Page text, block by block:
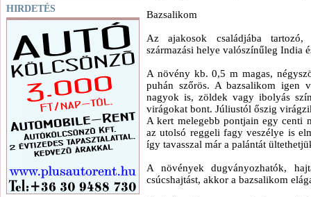
HIRDETÉS
Bazsalikom
Az ajakosok családjába tartozó,
származási helye valószínűleg India
A növény kb. 0,5 m magas,
puhán szőrös. A bazsalikom igen
nagyok is, zöldek vagy ibolyás
virágokat bont. Júliustól őszig
A kert melegebb pontjain egy centi
az utolsó reggeli fagy veszélye is
így tavasszal már a palántát
A növények dugványozhatók,
csúcshajtást, akkor a bazsalikom